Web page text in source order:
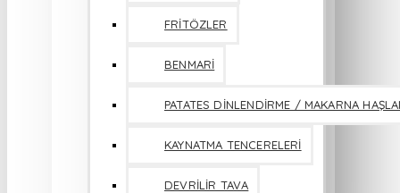
FRİTÖZLER
BENMARİ
PATATES DİNLENDİRME / MAKARNA
KAYNATMA TENCERELERİ
DEVRİLİR TAVA